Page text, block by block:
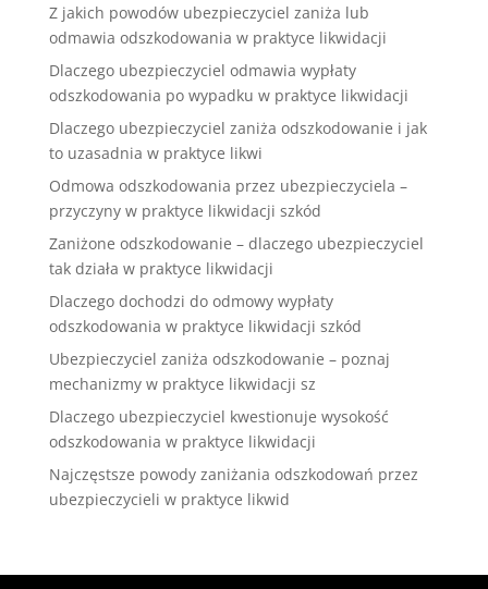
Z jakich powodów ubezpieczyciel zaniża lub
odmawia odszkodowania w praktyce likwidacji
Dlaczego ubezpieczyciel odmawia wypłaty
odszkodowania po wypadku w praktyce likwidacji
Dlaczego ubezpieczyciel zaniża odszkodowanie i jak
to uzasadnia w praktyce likwi
Odmowa odszkodowania przez ubezpieczyciela –
przyczyny w praktyce likwidacji szkód
Zaniżone odszkodowanie – dlaczego ubezpieczyciel
tak działa w praktyce likwidacji
Dlaczego dochodzi do odmowy wypłaty
odszkodowania w praktyce likwidacji szkód
Ubezpieczyciel zaniża odszkodowanie – poznaj
mechanizmy w praktyce likwidacji sz
Dlaczego ubezpieczyciel kwestionuje wysokość
odszkodowania w praktyce likwidacji
Najczęstsze powody zaniżania odszkodowań przez
ubezpieczycieli w praktyce likwid